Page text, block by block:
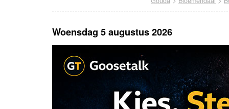
Woensdag 5 augustus 2026